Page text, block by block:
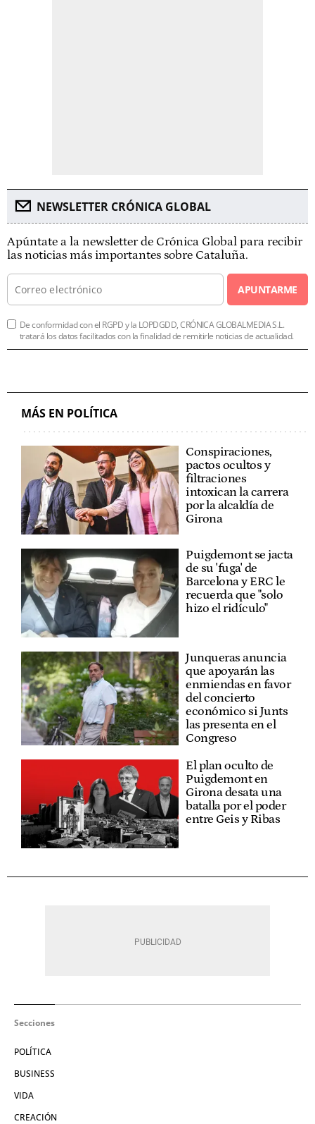
NEWSLETTER CRÓNICA GLOBAL
Apúntate a la newsletter de Crónica Global para recibir
las noticias más importantes sobre Cataluña.
APUNTARME
De conformidad con el RGPD y la LOPDGDD, CRÓNICA GLOBALMEDIA S.L.
tratará los datos facilitados con la finalidad de remitirle noticias de actualidad.
MÁS EN POLÍTICA
Conspiraciones,
pactos ocultos y
filtraciones
intoxican la carrera
por la alcaldía de
Girona
Puigdemont se jacta
de su 'fuga' de
Barcelona y ERC le
recuerda que "solo
hizo el ridículo"
Junqueras anuncia
que apoyarán las
enmiendas en favor
del concierto
económico si Junts
las presenta en el
Congreso
El plan oculto de
Puigdemont en
Girona desata una
batalla por el poder
entre Geis y Ribas
Secciones
POLÍTICA
BUSINESS
VIDA
CREACIÓN